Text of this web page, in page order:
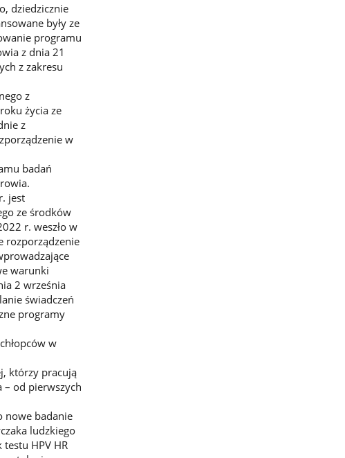
dziedzicznie
były ze
programu
z dnia 21
z zakresu
z
życia ze
z
w
badań
jest
ze środków
r. weszło w
rozporządzenie
warunki
2 września
świadczeń
programy
w
którzy pracują
– od pierwszych
nowe badanie
ludzkiego
HPV HR